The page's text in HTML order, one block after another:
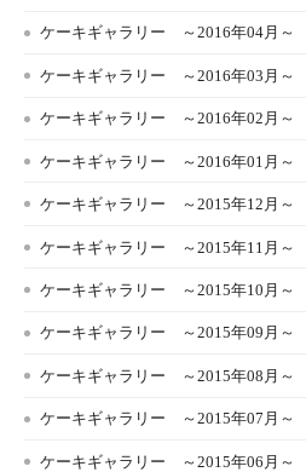
ケーキギャラリー ～2016年04月～
ケーキギャラリー ～2016年03月～
ケーキギャラリー ～2016年02月～
ケーキギャラリー ～2016年01月～
ケーキギャラリー ～2015年12月～
ケーキギャラリー ～2015年11月～
ケーキギャラリー ～2015年10月～
ケーキギャラリー ～2015年09月～
ケーキギャラリー ～2015年08月～
ケーキギャラリー ～2015年07月～
ケーキギャラリー ～2015年06月～